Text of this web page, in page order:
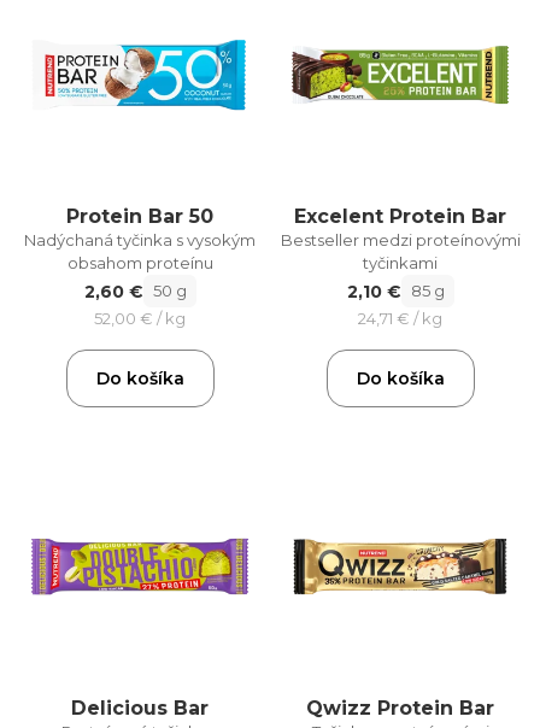
Protein Bar 50
Nadýchaná tyčinka s vysokým
obsahom proteínu
2,60 € 50 g
52,00 € / kg
Do košíka
Excelent Protein Bar
Bestseller medzi proteínovými
tyčinkami
2,10 €
85 g
24,71 € / kg
Do košíka
Delicious Bar Qwizz Protein Bar